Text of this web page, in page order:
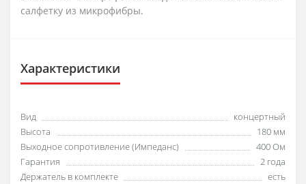
салфетку из микрофибры.
Характеристики
Вид
концертный
Высота
180 мм
Выходное сопротивление (Импеданс)
400 Ом
Гарантия
2 года
Держатель в комплекте
есть